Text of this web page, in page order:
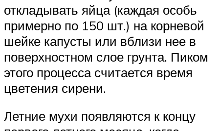
откладывать яйца (каждая особь
примерно по 150 шт.) на корневой
шейке капусты или вблизи нее в
поверхностном слое грунта. Пиком
этого процесса считается время
цветения сирени.
Летние мухи появляются к концу